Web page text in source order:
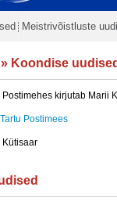
Meistrivõistluste
» Koondise uudised
Postimehes kirjutab Marii
Tartu Postimees
Kütisaar